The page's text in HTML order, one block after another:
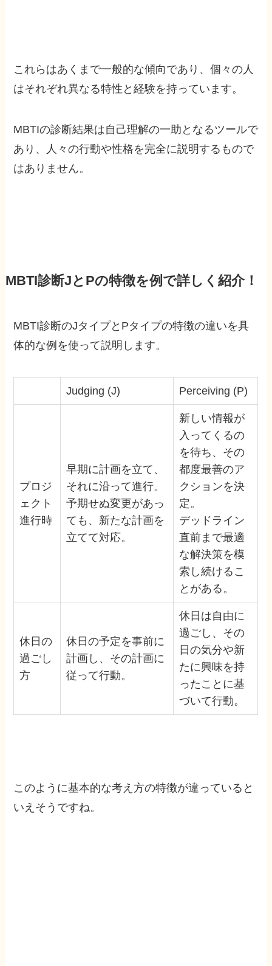
これらはあくまで一般的な傾向であり、個々の人
はそれぞれ異なる特性と経験を持っています。
MBTIの診断結果は自己理解の一助となるツールで
あり、人々の行動や性格を完全に説明するもので
はありません。
MBTI診断JとPの特徴を例で詳しく紹介！
MBTI診断のJタイプとPタイプの特徴の違いを具
体的な例を使って説明します。
Judging (J) Perceiving (P)
プロジ
ェクト
進行時
早期に計画を立て、
それに沿って進行。
予期せぬ変更があっ
ても、新たな計画を
立てて対応。
新しい情報が
入ってくるの
を待ち、その
都度最善のア
クションを決
定。
デッドライン
直前まで最適
な解決策を模
索し続けるこ
とがある。
休日の
過ごし
方
休日の予定を事前に
計画し、その計画に
従って行動。
休日は自由に
過ごし、その
日の気分や新
たに興味を持
ったことに基
づいて行動。
このように基本的な考え方の特徴が違っていると
いえそうですね。